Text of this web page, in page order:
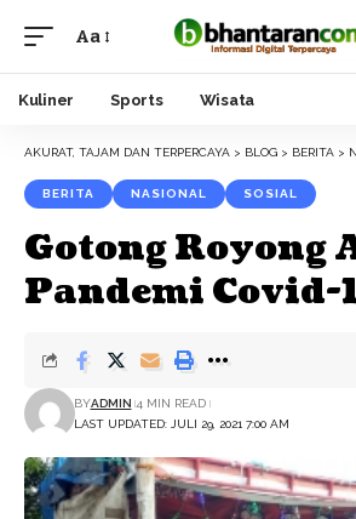
Font
Resizer
Aa
Kuliner Sports Wisata
AKURAT, TAJAM DAN TERPERCAYA > BLOG > BERITA >
BERITA NASIONAL SOSIAL
Gotong Royong
Pandemi Covid-
LAST UPDATED: JULI 29, 2021 7:00 AM
BYADMIN 4 MIN READ